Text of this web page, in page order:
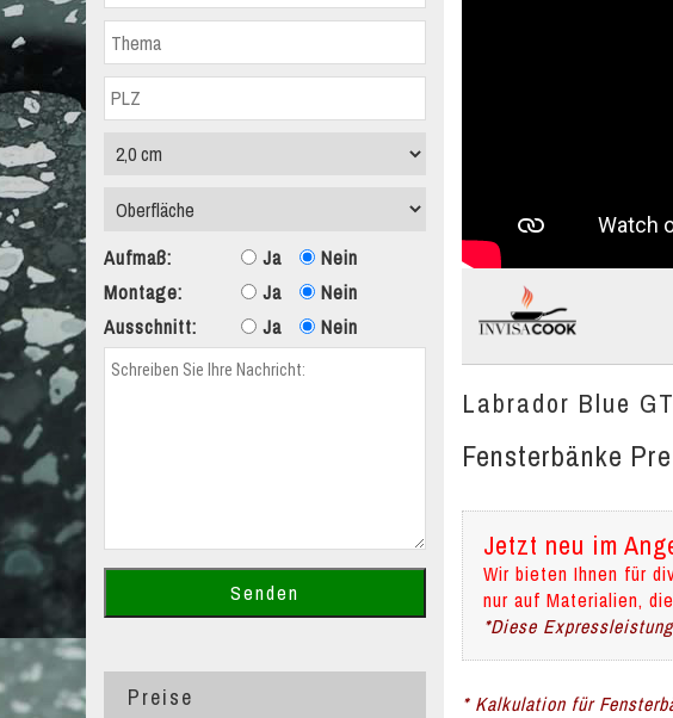
Labrador Blue
Fensterbänke
Jetzt neu im
Wir bieten Ihnen für
nur auf Materialien,
*Diese
* Kalkulation für
Aufmaß: Ja
Nein
Montage:
Ja
Nein
Ausschnitt:
Ja Nein
Preise